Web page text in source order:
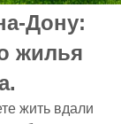
Дону:
жилья
жить вдали